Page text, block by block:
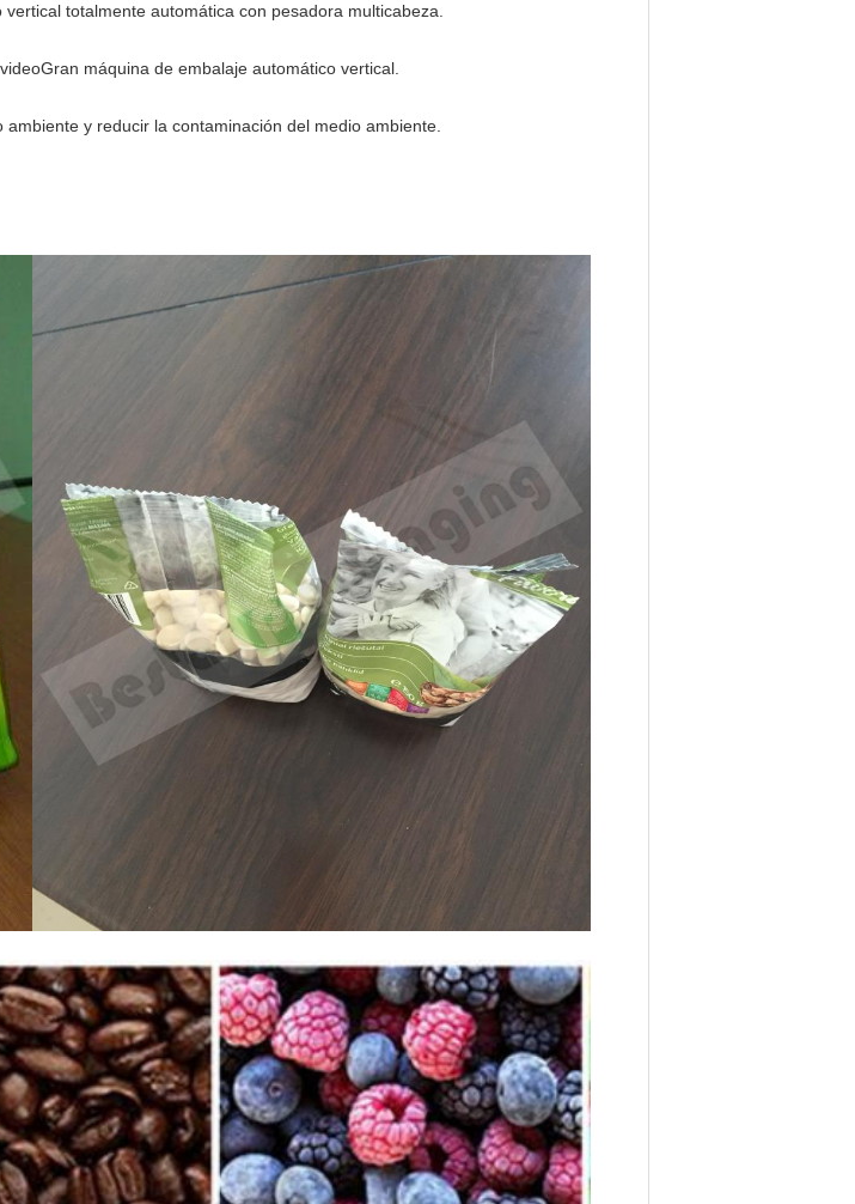
totalmente automática con pesadora multicabeza.
máquina de embalaje automático vertical.
y reducir la contaminación del medio ambiente.